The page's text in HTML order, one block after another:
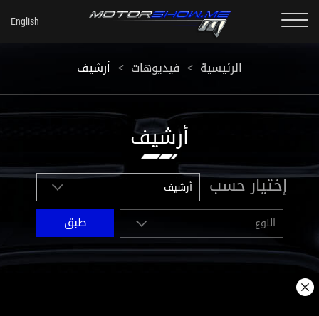
الرئيسية < فيديوهات < أرشيف
أرشيف
إختيار حسب